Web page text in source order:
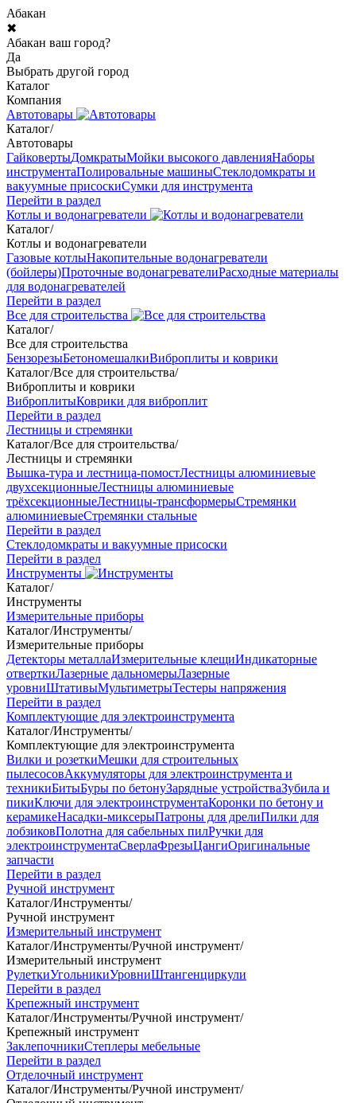
Абакан
✖
Абакан ваш город?
Да
Выбрать другой город
Каталог
Компания
Автотовары
Каталог/
Автотовары
ГайковертыДомкратыМойки высокого давленияНаборы
инструментаПолировальные машиныСтеклодомкраты и
вакуумные присоскиСумки для инструмента
Перейти в раздел
Котлы и водонагреватели
Каталог/
Котлы и водонагреватели
Газовые котлыНакопительные водонагреватели
(бойлеры)Проточные водонагревателиРасходные материалы
для водонагревателей
Перейти в раздел
Все для строительства
Каталог/
Все для строительства
БензорезыБетономешалкиВиброплиты и коврики
Каталог/Все для строительства/
Виброплиты и коврики
ВиброплитыКоврики для виброплит
Перейти в раздел
Лестницы и стремянки
Каталог/Все для строительства/
Лестницы и стремянки
Вышка-тура и лестница-помостЛестницы алюминиевые
двухсекционныеЛестницы алюминиевые
трёхсекционныеЛестницы-трансформерыСтремянки
алюминиевыеСтремянки стальные
Перейти в раздел
Стеклодомкраты и вакуумные присоски
Перейти в раздел
Инструменты
Каталог/
Инструменты
Измерительные приборы
Каталог/Инструменты/
Измерительные приборы
Детекторы металлаИзмерительные клещиИндикаторные
отверткиЛазерные дальномерыЛазерные
уровниШтативыМультиметрыТестеры напряжения
Перейти в раздел
Комплектующие для электроинструмента
Каталог/Инструменты/
Комплектующие для электроинструмента
Вилки и розеткиМешки для строительных
пылесосовАккумуляторы для электроинструмента и
техникиБитыБуры по бетонуЗарядные устройстваЗубила и
пикиКлючи для электроинструментаКоронки по бетону и
керамикеНасадки-миксерыПатроны для дрелиПилки для
лобзиковПолотна для сабельных пилРучки для
электроинструментаСверлаФрезыЦангиОригинальные
запчасти
Перейти в раздел
Ручной инструмент
Каталог/Инструменты/
Ручной инструмент
Измерительный инструмент
Каталог/Инструменты/Ручной инструмент/
Измерительный инструмент
РулеткиУгольникиУровниШтангенциркули
Перейти в раздел
Крепежный инструмент
Каталог/Инструменты/Ручной инструмент/
Крепежный инструмент
ЗаклепочникиСтеплеры мебельные
Перейти в раздел
Отделочный инструмент
Каталог/Инструменты/Ручной инструмент/